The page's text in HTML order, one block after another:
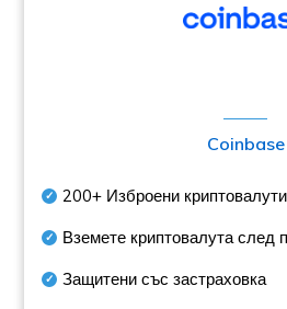
Coinbase
200+ Изброени криптовалути
Вземете криптовалута след
Защитени със застраховка